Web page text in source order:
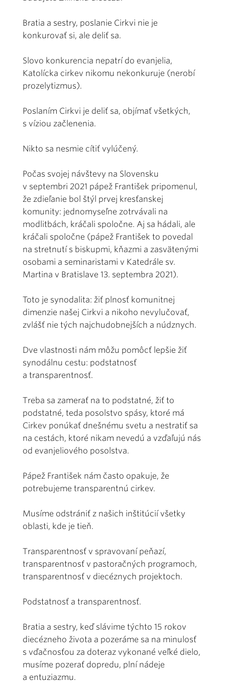
Bratia a sestry, poslanie Cirkvi nie je
konkurovať si, ale deliť sa.
Slovo konkurencia nepatrí do evanjelia,
Katolícka cirkev nikomu nekonkuruje (nerobí
prozelytizmus).
Poslaním Cirkvi je deliť sa, objímať všetkých,
s víziou začlenenia.
Nikto sa nesmie cítiť vylúčený.
Počas svojej návštevy na Slovensku
v septembri 2021 pápež František pripomenul,
že zdieľanie bol štýl prvej kresťanskej
komunity: jednomyseľne zotrvávali na
modlitbách, kráčali spoločne. Aj sa hádali, ale
kráčali spoločne (pápež František to povedal
na stretnutí s biskupmi, kňazmi a zasvätenými
osobami a seminaristami v Katedrále sv.
Martina v Bratislave 13. septembra 2021).
Toto je synodalita: žiť plnosť komunitnej
dimenzie našej Cirkvi a nikoho nevylučovať,
zvlášť nie tých najchudobnejších a núdznych.
Dve vlastnosti nám môžu pomôcť lepšie žiť
synodálnu cestu: podstatnosť
a transparentnosť.
Treba sa zamerať na to podstatné, žiť to
podstatné, teda posolstvo spásy, ktoré má
Cirkev ponúkať dnešnému svetu a nestratiť sa
na cestách, ktoré nikam nevedú a vzďaľujú nás
od evanjeliového posolstva.
Pápež František nám často opakuje, že
potrebujeme transparentnú cirkev.
Musíme odstrániť z našich inštitúcií všetky
oblasti, kde je tieň.
Transparentnosť v spravovaní peňazí,
transparentnosť v pastoračných programoch,
transparentnosť v diecéznych projektoch.
Podstatnosť a transparentnosť.
Bratia a sestry, keď slávime týchto 15 rokov
diecézneho života a pozeráme sa na minulosť
s vďačnosťou za doteraz vykonané veľké dielo,
musíme pozerať dopredu, plní nádeje
a entuziazmu.